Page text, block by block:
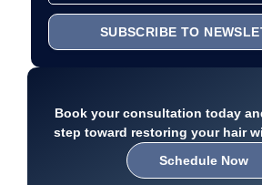
SUBSCRIBE TO
Book your consultation today
step toward restoring your hair
Schedule Now